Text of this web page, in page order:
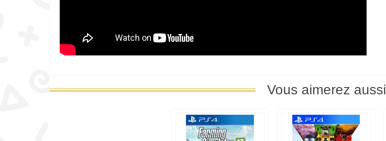
Vous aimerez aussi